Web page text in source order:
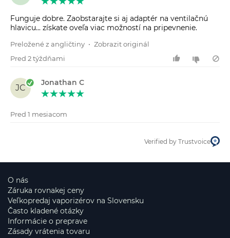
Funguje dobre. Zaobstarajte si aj adaptér na ventilačnú
hlavicu... získate oveľa viac možností na pripevnenie.
Preložené z angličtiny • Zobrazit originál
Pred 2 týždňami
JC
Jonathan C
Pred 1 mesiacom
Verified by Trustvoice
O nás
Záruka rovnakej ceny
Veľkopredaj vaporizérov na Slovensku
Často kladené otázky
Informácie o preprave
Zásady vrátenia tovaru